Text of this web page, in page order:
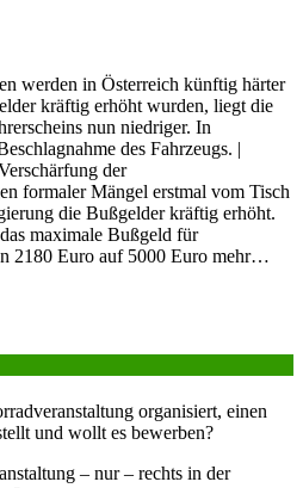
werden in Österreich künftig härter
kräftig erhöht wurden, liegt die
nun niedriger. In
des Fahrzeugs. |
der
formaler Mängel erstmal vom Tisch
die Bußgelder kräftig erhöht.
maximale Bußgeld für
2180 Euro auf 5000 Euro mehr…
organisiert, einen
und wollt es bewerben?
– nur – rechts in der